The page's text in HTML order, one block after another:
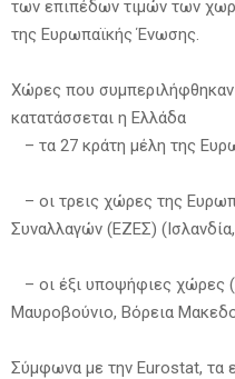
των επιπέδων τιμών των
της Ευρωπαϊκής Ένωσης.
Χώρες που
κατατάσσεται η Ελλάδα
– τα 27 κράτη μέλη της
– οι τρεις χώρες της
Συναλλαγών (ΕΖΕΣ)
– οι έξι υποψήφιες χώρες
Μαυροβούνιο, Βόρεια
Σύμφωνα με την Eurostat, τα